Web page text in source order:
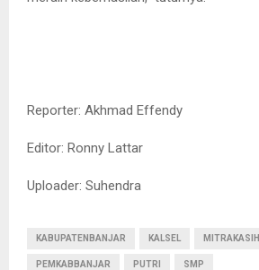
Reporter: Akhmad Effendy
Editor: Ronny Lattar
Uploader: Suhendra
KABUPATENBANJAR KALSEL MITRAKASIH
PEMKABBANJAR PUTRI SMP